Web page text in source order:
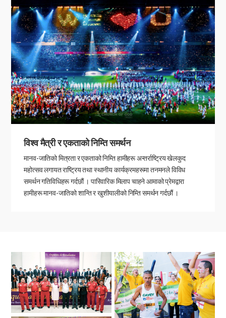
विश्व मैत्री र एकताको निम्ति समर्थन
मानव-जातिको मित्रता र एकताको निम्ति हामीहरू अन्तर्राष्ट्रिय खेलकुद
महोत्सव लगायत राष्ट्रिय तथा स्थानीय कार्यक्रमहरूमा तनमनले विविध
समर्थन गतिविधिहरू गर्दछौं । पारिवारिक मिलाप चाहने आमाको प्रेमद्वारा
हामीहरू मानव-जातिको शान्ति र खुशीयालीको निम्ति समर्थन गर्दछौं ।